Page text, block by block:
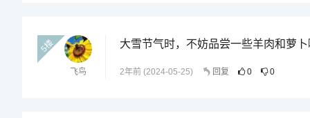
飞鸟
5楼 大雪节气时，不妨品尝一些羊肉和萝卜
2年前 (2024-05-25) 回复 0 0